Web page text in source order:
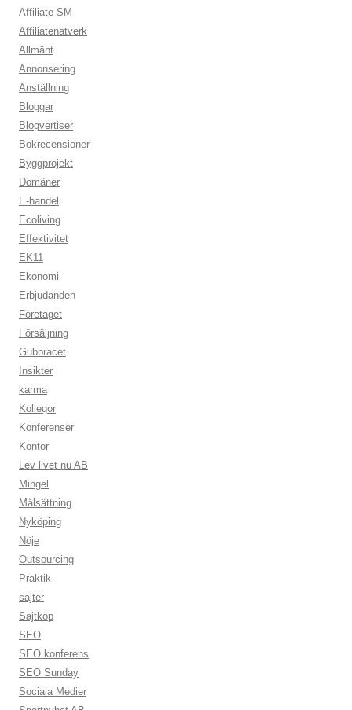
Affiliate-SM
Affiliatenätverk
Allmänt
Annonsering
Anställning
Bloggar
Blogvertiser
Bokrecensioner
Byggprojekt
Domäner
E-handel
Ecoliving
Effektivitet
EK11
Ekonomi
Erbjudanden
Företaget
Försäljning
Gubbracet
Insikter
karma
Kollegor
Konferenser
Kontor
Lev livet nu AB
Mingel
Målsättning
Nyköping
Nöje
Outsourcing
Praktik
sajter
Sajtköp
SEO
SEO konferens
SEO Sunday
Sociala Medier